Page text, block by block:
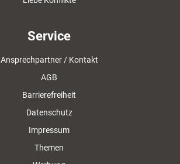
Service
Ansprechpartner / Kontakt
AGB
Barrierefreiheit
Datenschutz
Impressum
Themen